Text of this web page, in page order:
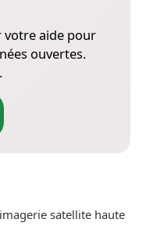
votre aide pour
ouvertes.
satellite haute